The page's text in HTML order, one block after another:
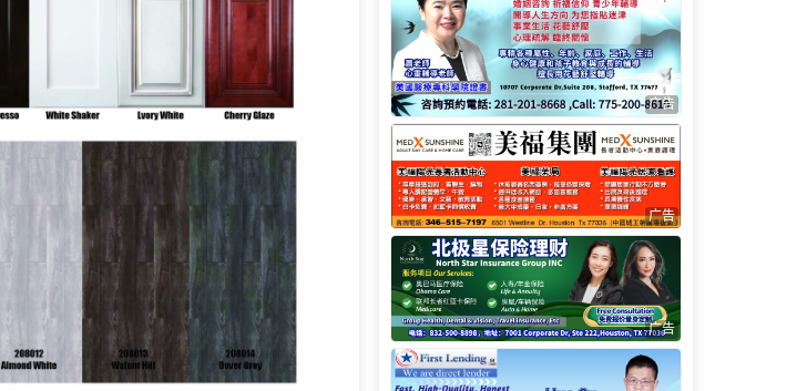
广告
广告
广告